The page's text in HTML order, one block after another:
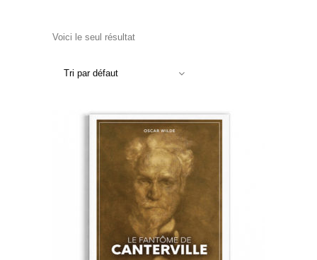
Voici le seul résultat
Tri par défaut